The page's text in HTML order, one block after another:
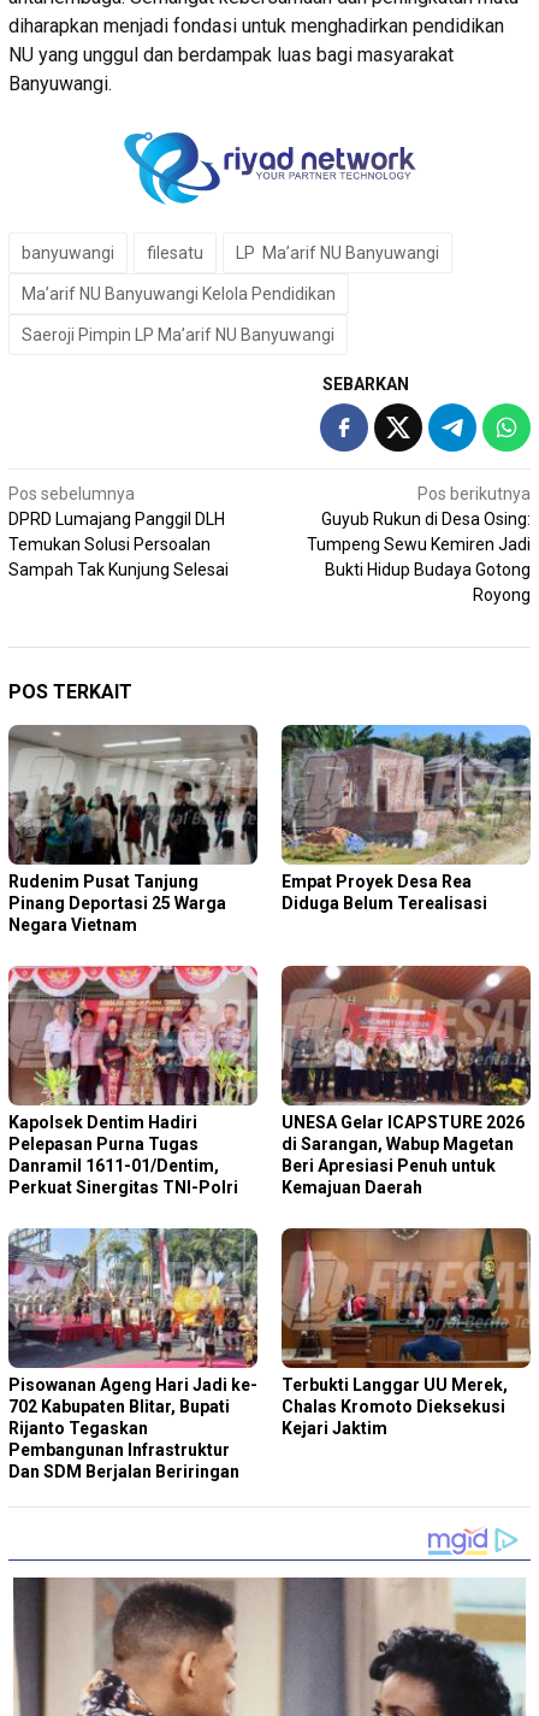
diharapkan menjadi fondasi untuk menghadirkan pendidikan
NU yang unggul dan berdampak luas bagi masyarakat
Banyuwangi.
banyuwangi filesatu LP Ma’arif NU Banyuwangi
Ma’arif NU Banyuwangi Kelola Pendidikan
Saeroji Pimpin LP Ma’arif NU Banyuwangi
SEBARKAN
Navigasi
pos
Pos sebelumnya
DPRD Lumajang Panggil DLH
Temukan Solusi Persoalan
Sampah Tak Kunjung Selesai
Pos berikutnya
Guyub Rukun di Desa Osing:
Tumpeng Sewu Kemiren Jadi
Bukti Hidup Budaya Gotong
Royong
POS TERKAIT
Rudenim Pusat Tanjung
Pinang Deportasi 25 Warga
Negara Vietnam
Empat Proyek Desa Rea
Diduga Belum Terealisasi
Kapolsek Dentim Hadiri
Pelepasan Purna Tugas
Danramil 1611-01/Dentim,
Perkuat Sinergitas TNI-Polri
‎UNESA Gelar ICAPSTURE 2026
di Sarangan, Wabup Magetan
Beri Apresiasi Penuh untuk
Kemajuan Daerah
Pisowanan Ageng Hari Jadi ke-
702 Kabupaten Blitar, Bupati
Rijanto Tegaskan
Pembangunan Infrastruktur
Dan SDM Berjalan Beriringan
Terbukti Langgar UU Merek,
Chalas Kromoto Dieksekusi
Kejari Jaktim